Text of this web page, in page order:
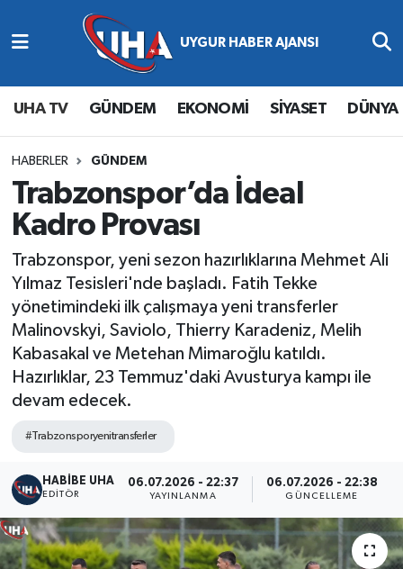
UHA TV GÜNDEM EKONOMİ SİYASET DÜNYA
HABERLER GÜNDEM
Trabzonspor’da İdeal
Kadro Provası
Trabzonspor, yeni sezon hazırlıklarına Mehmet Ali
Yılmaz Tesisleri'nde başladı. Fatih Tekke
yönetimindeki ilk çalışmaya yeni transferler
Malinovskyi, Saviolo, Thierry Karadeniz, Melih
Kabasakal ve Metehan Mimaroğlu katıldı.
Hazırlıklar, 23 Temmuz'daki Avusturya kampı ile
devam edecek.
#Trabzonsporyenitransferler
HABİBE UHA
EDITÖR
06.07.2026 - 22:37
YAYINLANMA
06.07.2026 - 22:38
GÜNCELLEME
Abone Ol
Gündem
Ekonomi
Magazin
Spor
Yaşam
Nöbetçi Eczaneler
Hava Durumu
Namaz Vakitleri
Trafik Durumu
Süper Lig Puan Durumu ve Fikstür
Tüm Manşetler
Son Dakika Haberleri
Haber Arşivi